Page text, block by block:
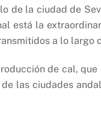
de la ciudad de
está la
a lo largo
de cal,
las ciudades